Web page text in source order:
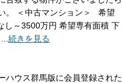
。 ＜中古マンション＞ 希望
し～3500万円 希望専有面積 下
続きを見る
ハウス群馬版に会員登録された